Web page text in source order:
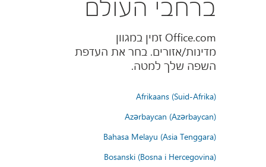
Office.com זמין במגוון
מדינות/אזורים. בחר את העדפת
השפה שלך למטה.
Afrikaans (Suid-Afrika)
Azərbaycan (Azərbaycan)
Bahasa Melayu (Asia Tenggara)
Bosanski (Bosna i Hercegovina)